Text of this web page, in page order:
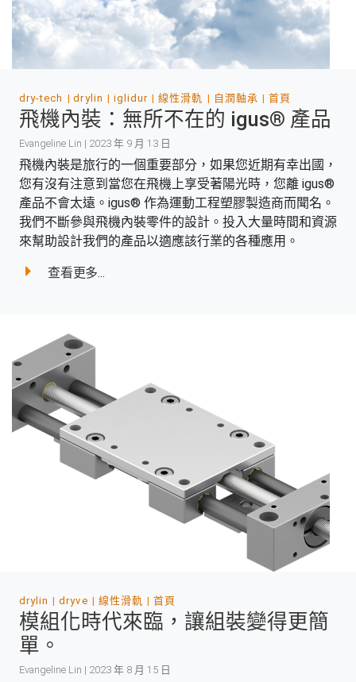
dry-tech drylin iglidur 線性滑軌 自潤軸承 首頁
飛機內裝：無所不在的 igus® 產品
Evangeline Lin | 2023 年 9 月 13 日
飛機內裝是旅行的一個重要部分，如果您近期有幸出國，
您有沒有注意到當您在飛機上享受著陽光時，您離 igus®
產品不會太遠。igus® 作為運動工程塑膠製造商而聞名。
我們不斷參與飛機內裝零件的設計。投入大量時間和資源
來幫助設計我們的產品以適應該行業的各種應用。
查看更多...
drylin dryve 線性滑軌 首頁
模組化時代來臨，讓組裝變得更簡
單。
Evangeline Lin | 2023 年 8 月 15 日